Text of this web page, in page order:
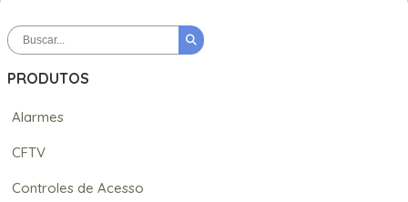
PRODUTOS
Alarmes
CFTV
Controles de Acesso